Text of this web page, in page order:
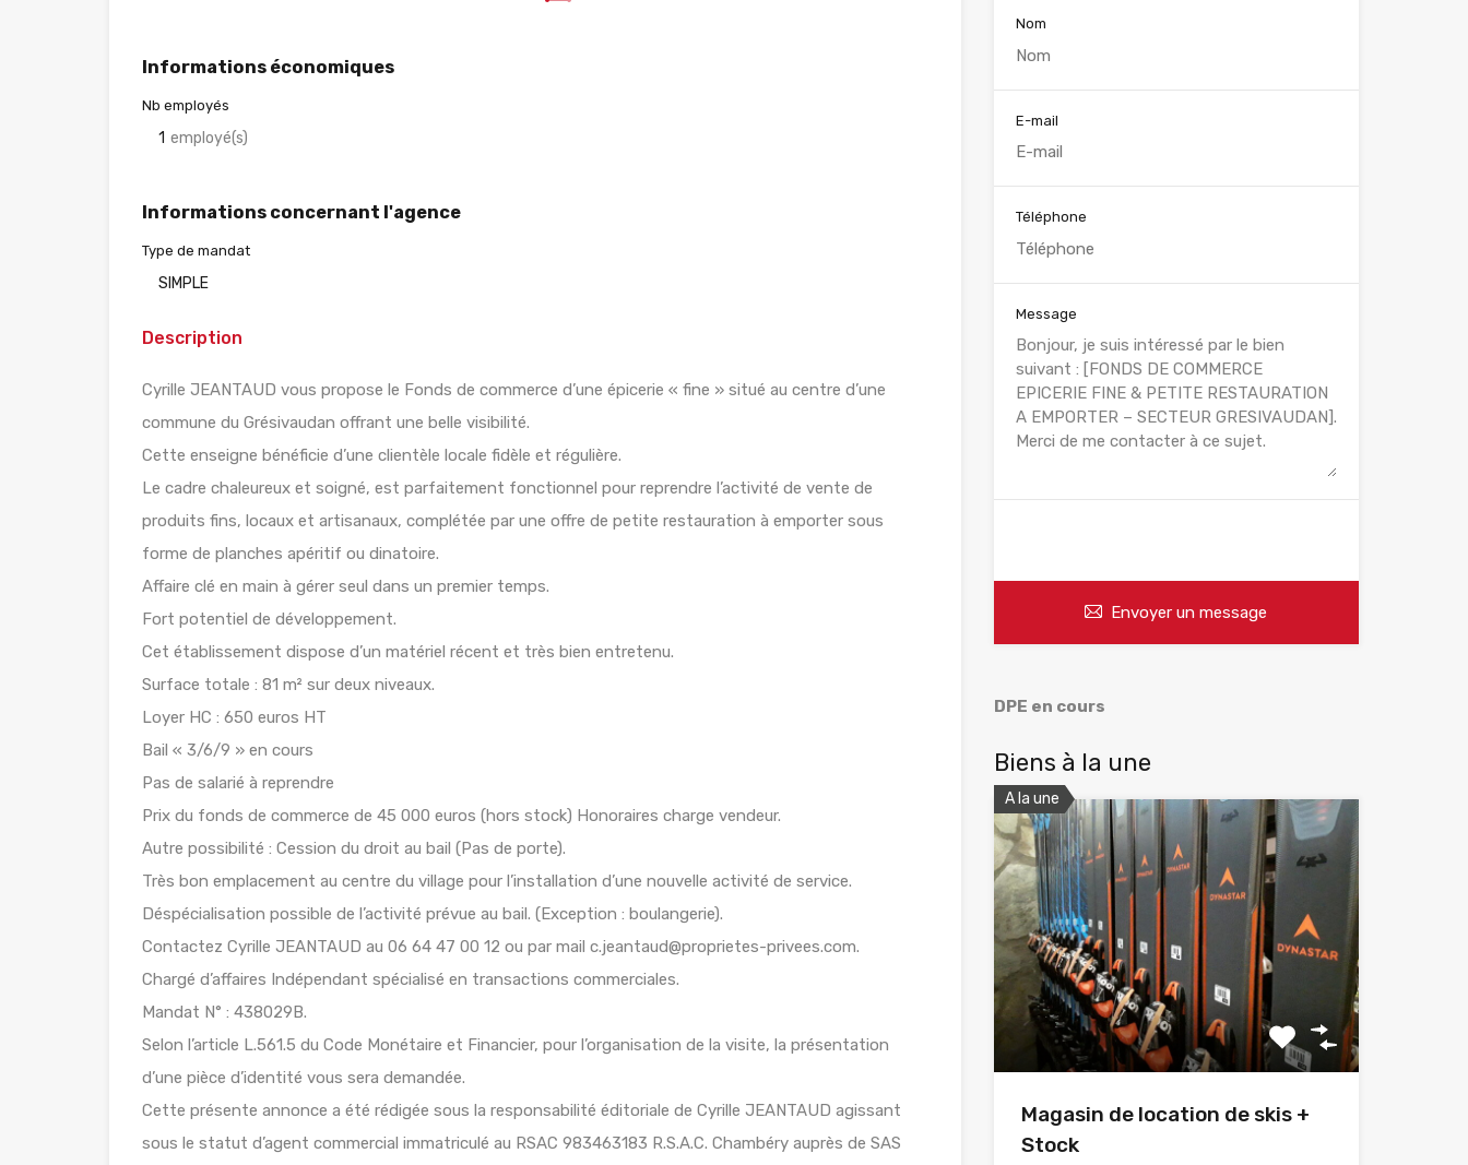
Informations économiques
Nb employés
1 employé(s)
Informations concernant l'agence
Type de mandat
SIMPLE
Description
Cyrille JEANTAUD vous propose le Fonds de commerce d’une épicerie « fine » situé au centre d’une
commune du Grésivaudan offrant une belle visibilité.
Cette enseigne bénéficie d’une clientèle locale fidèle et régulière.
Le cadre chaleureux et soigné, est parfaitement fonctionnel pour reprendre l’activité de vente de
produits fins, locaux et artisanaux, complétée par une offre de petite restauration à emporter sous
forme de planches apéritif ou dinatoire.
Affaire clé en main à gérer seul dans un premier temps.
Fort potentiel de développement.
Cet établissement dispose d’un matériel récent et très bien entretenu.
Surface totale : 81 m² sur deux niveaux.
Loyer HC : 650 euros HT
Bail « 3/6/9 » en cours
Pas de salarié à reprendre
Prix du fonds de commerce de 45 000 euros (hors stock) Honoraires charge vendeur.
Autre possibilité : Cession du droit au bail (Pas de porte).
Très bon emplacement au centre du village pour l’installation d’une nouvelle activité de service.
Déspécialisation possible de l’activité prévue au bail. (Exception : boulangerie).
Contactez Cyrille JEANTAUD au 06 64 47 00 12 ou par mail c.jeantaud@proprietes-privees.com.
Chargé d’affaires Indépendant spécialisé en transactions commerciales.
Mandat N° : 438029B.
Selon l’article L.561.5 du Code Monétaire et Financier, pour l’organisation de la visite, la présentation
d’une pièce d’identité vous sera demandée.
Cette présente annonce a été rédigée sous la responsabilité éditoriale de Cyrille JEANTAUD agissant
sous le statut d’agent commercial immatriculé au RSAC 983463183 R.S.A.C. Chambéry auprès de SAS
Nom
E-mail
Téléphone
Message
Envoyer un message
DPE en cours
Biens à la une
A la une
Magasin de location de skis +
Stock